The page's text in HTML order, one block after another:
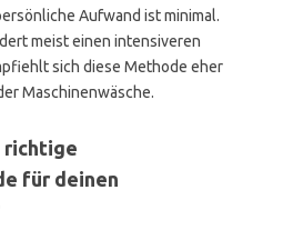
Aufwand ist minimal.
meist einen intensiveren
sich diese Methode eher
Maschinenwäsche.
richtige
für deinen